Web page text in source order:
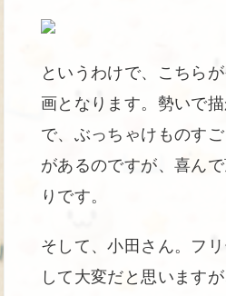
というわけで、こちら
画となります。勢いで
で、ぶっちゃけものす
があるのですが、喜ん
りです。
そして、小田さん。フ
して大変だと思います